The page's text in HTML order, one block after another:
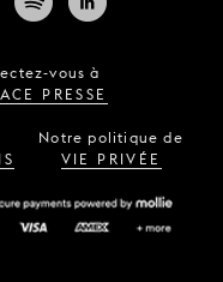
vous à
PRESSE
Notre politique de
VIE PRIVÉE